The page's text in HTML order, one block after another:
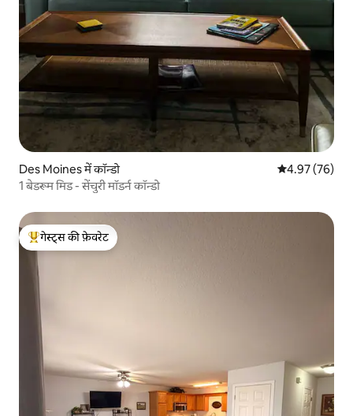
Des Moines में कॉन्डो औसत रेटिंग 5 में
4.97 (76)
1 बेडरूम मिड - सेंचुरी मॉडर्न कॉन्डो
गेस्ट्स का टॉप फ़ेवरेट
गेस्ट्स की फ़ेवरेट